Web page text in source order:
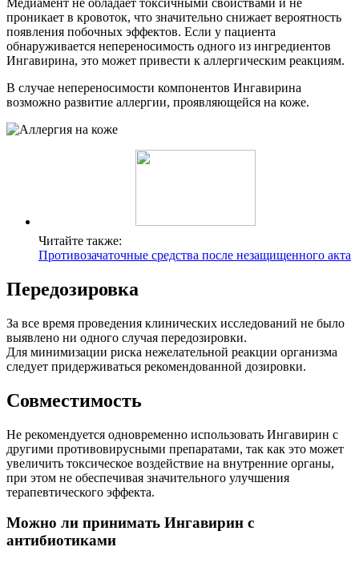
проникает в кровоток, что значительно снижает вероятность
появления побочных эффектов. Если у пациента
обнаруживается непереносимость одного из ингредиентов
Ингавирина, это может привести к аллергическим реакциям.
В случае непереносимости компонентов Ингавирина
возможно развитие аллергии, проявляющейся на коже.
Читайте также:
Противозачаточные средства после незащищенного акта
Передозировка
За все время проведения клинических исследований не было
выявлено ни одного случая передозировки.
Для минимизации риска нежелательной реакции организма
следует придерживаться рекомендованной дозировки.
Совместимость
Не рекомендуется одновременно использовать Ингавирин с
другими противовирусными препаратами, так как это может
увеличить токсическое воздействие на внутренние органы,
при этом не обеспечивая значительного улучшения
терапевтического эффекта.
Можно ли принимать Ингавирин с
антибиотиками